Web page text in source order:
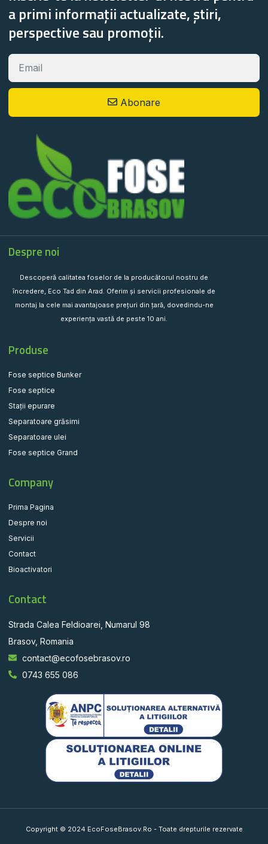
a primi informații actualizate, știri,
perspective sau promoții.
Abonare
Despre noi
Descoperă calitatea foselor de la producătorul nostru de
încredere, Eco Tad din Arad. Oferim și servicii profesionale de
montaj la cele mai avantajoase prețuri din țară, dovedindu-ne
experiența vastă de peste 10 ani.
Produse
Fose septice Bunker
Fose septice
Stații epurare
Separatoare grăsimi
Separatoare ulei
Fose septice Grand
Company
Prima Pagina
Despre noi
Servicii
Contact
Bioactivatori
Contact
Strada Calea Feldioarei, Numarul 98
Brasov, Romania
contact@ecofosebrasov.ro
0743 655 086
Copyright © 2024 EcoFoseBrasov.Ro - Toate drepturile rezervate